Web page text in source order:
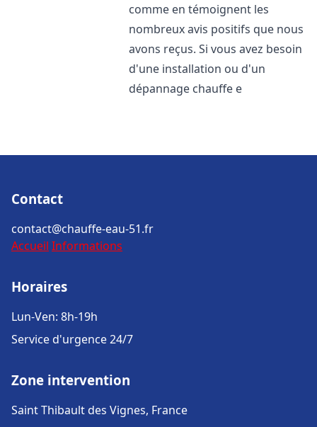
comme en témoignent les
nombreux avis positifs que nous
avons reçus. Si vous avez besoin
d'une installation ou d'un
dépannage chauffe e
Contact
contact@chauffe-eau-51.fr
Accueil Informations
Horaires
Lun-Ven: 8h-19h
Service d'urgence 24/7
Zone intervention
Saint Thibault des Vignes, France